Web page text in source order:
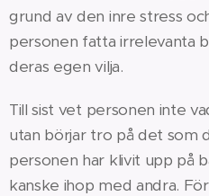
grund av den inre stress
personen fatta irrelevanta
deras egen vilja.
Till sist vet personen inte
utan börjar tro på det som
personen har klivit upp på
kanske ihop med andra.